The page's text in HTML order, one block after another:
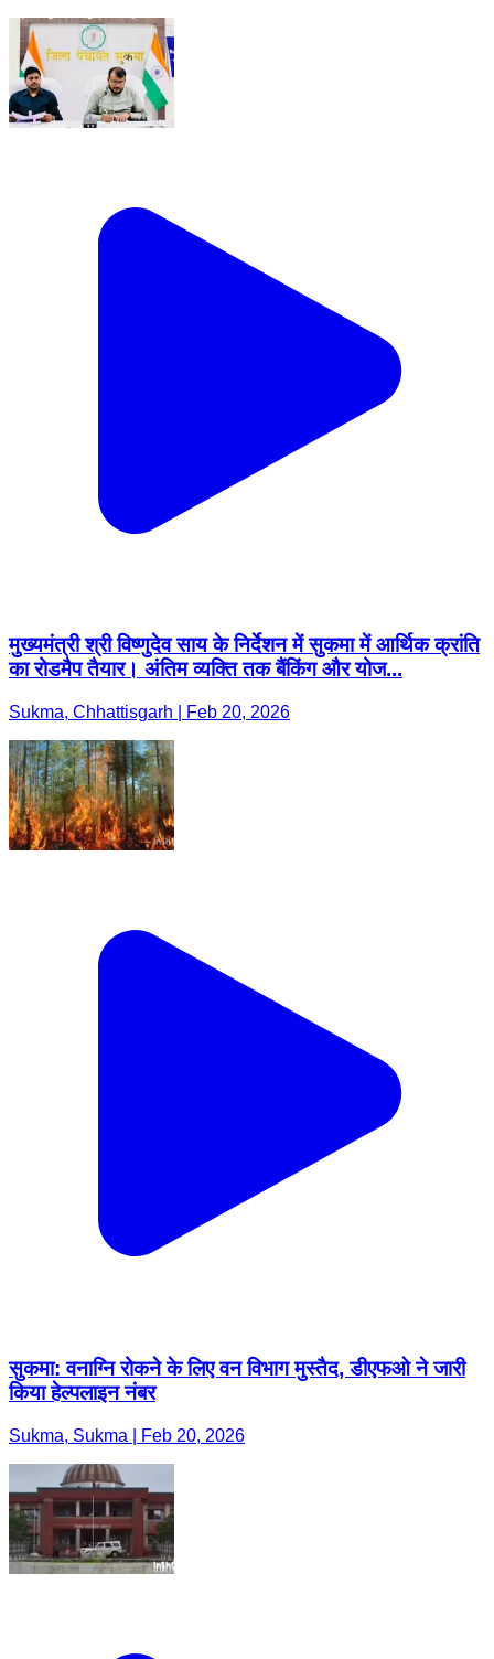
मुख्यमंत्री श्री विष्णुदेव साय के निर्देशन में सुकमा में आर्थिक क्रांति
का रोडमैप तैयार। अंतिम व्यक्ति तक बैंकिंग और योज...
Sukma, Chhattisgarh | Feb 20, 2026
सुकमा: वनाग्नि रोकने के लिए वन विभाग मुस्तैद, डीएफओ ने जारी
किया हेल्पलाइन नंबर
Sukma, Sukma | Feb 20, 2026